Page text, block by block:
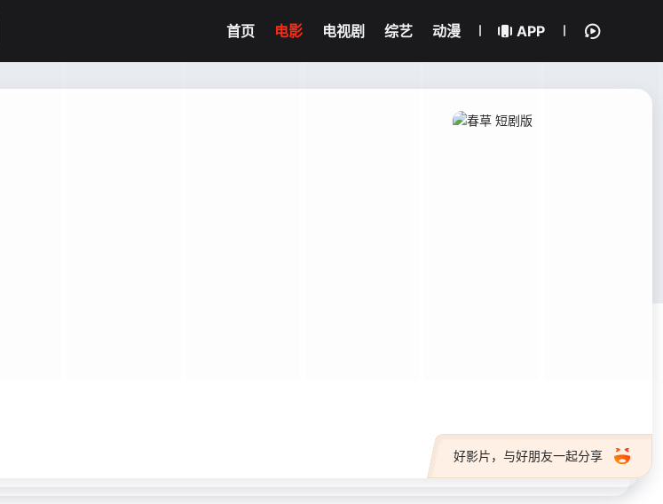
首页 电影 电视剧 综艺 动漫 APP
好影片，与好朋友一起分享